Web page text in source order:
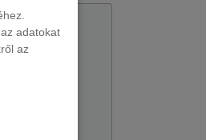
adatokat
az